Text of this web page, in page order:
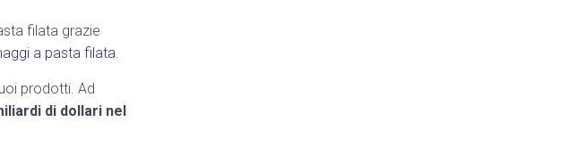
filata grazie
a pasta filata.
prodotti. Ad
di dollari nel